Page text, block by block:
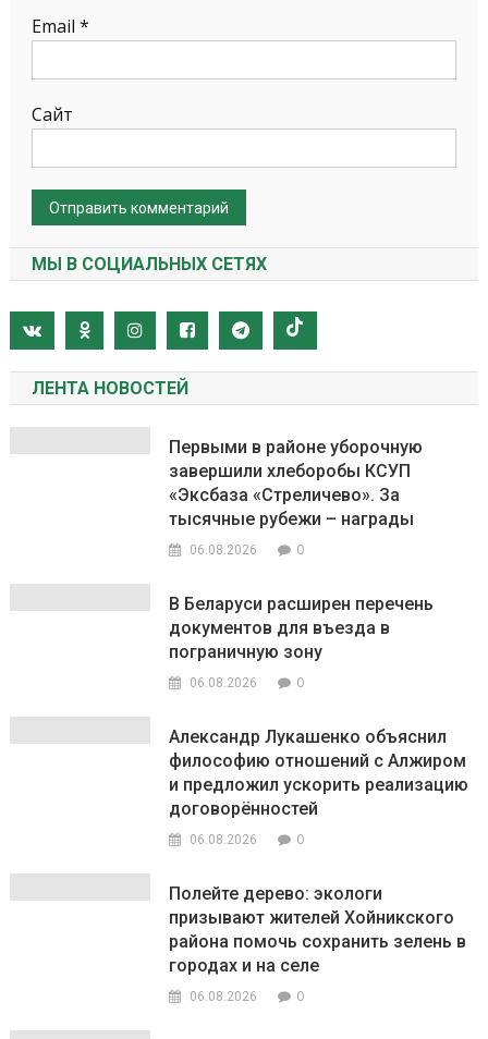
Email *
Сайт
МЫ В СОЦИАЛЬНЫХ СЕТЯХ
ЛЕНТА НОВОСТЕЙ
Первыми в районе уборочную
завершили хлеборобы КСУП
«Эксбаза «Стреличево». За
тысячные рубежи – награды
06.08.2026 0
В Беларуси расширен перечень
документов для въезда в
пограничную зону
06.08.2026 0
Александр Лукашенко объяснил
философию отношений с Алжиром
и предложил ускорить реализацию
договорённостей
06.08.2026 0
Полейте дерево: экологи
призывают жителей Хойникского
района помочь сохранить зелень в
городах и на селе
06.08.2026 0